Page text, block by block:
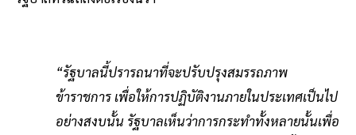
“รัฐบาลนี้ปรารถนาที่จะปรับปรุงสมรรถภาพ
ข้าราชการ เพื่อให้การปฏิบัติงานภายในประเทศเป็นไป
อย่างสงบนั้น รัฐบาลเห็นว่าการกระทำทั้งหลายนั้นเพื่อ